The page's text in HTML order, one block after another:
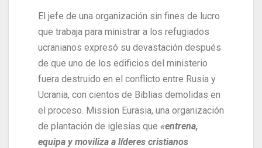
El jefe de una organización sin fines de lucro
que trabaja para ministrar a los refugiados
ucranianos expresó su devastación después
de que uno de los edificios del ministerio
fuera destruido en el conflicto entre Rusia y
Ucrania, con cientos de Biblias demolidas en
el proceso. Mission Eurasia, una organización
de plantación de iglesias que «entrena,
equipa y moviliza a líderes cristianos